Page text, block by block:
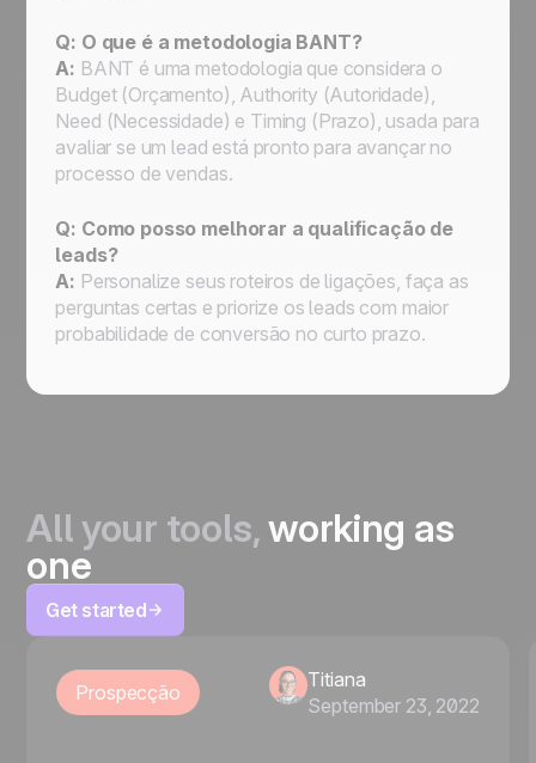
Q: O que é a metodologia BANT?
A: BANT é uma metodologia que considera o
Budget (Orçamento), Authority (Autoridade),
Need (Necessidade) e Timing (Prazo), usada para
avaliar se um lead está pronto para avançar no
processo de vendas.
Q: Como posso melhorar a qualificação de
leads?
A: Personalize seus roteiros de ligações, faça as
perguntas certas e priorize os leads com maior
probabilidade de conversão no curto prazo.
All your tools,working as
one
Get started
Prospecção
Titiana
September 23, 2022